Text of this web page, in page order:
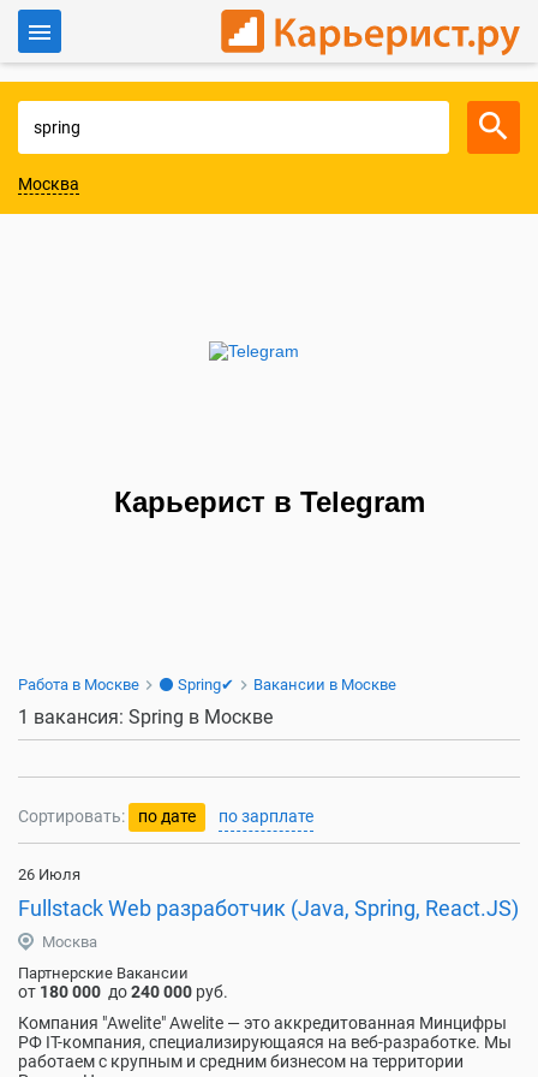
Для работодателей
Москва
Карьерист в Telegram
Работа в Москве ⚫ Spring✔ Вакансии в Москве
1 вакансия: Spring в Москве
Сортировать: по дате по зарплате
26 Июля
Fullstack Web разработчик (Java, Spring, React.JS)
Москва
Партнерские Вакансии
от 180 000 до240 000 руб.
Компания "Awelite" Awelite — это аккредитованная Минцифры
РФ IT-компания, специализирующаяся на веб-разработке. Мы
работаем с крупным и средним бизнесом на территории